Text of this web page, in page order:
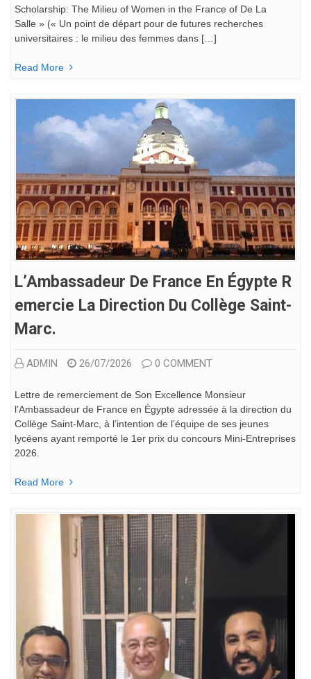
Scholarship: The Milieu of Women in the France of De La
Salle » (« Un point de départ pour de futures recherches
universitaires : le milieu des femmes dans […]
Read More
L’Ambassadeur De France En Égypte R
Emercie La Direction Du Collège Saint-
Marc.
ADMIN 26/07/2026 0 COMMENT
Lettre de remerciement de Son Excellence Monsieur
l’Ambassadeur de France en Égypte adressée à la direction du
Collège Saint-Marc, à l’intention de l’équipe de ses jeunes
lycéens ayant remporté le 1er prix du concours Mini-Entreprises
2026.
Read More